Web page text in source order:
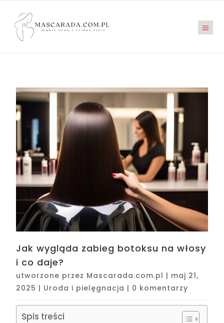
Jak wygląda zabieg botoksu na włosy
i co daje?
utworzone przez Mascarada.com.pl | maj 21,
2025 | Uroda i pielęgnacja | 0 komentarzy
Spis treści